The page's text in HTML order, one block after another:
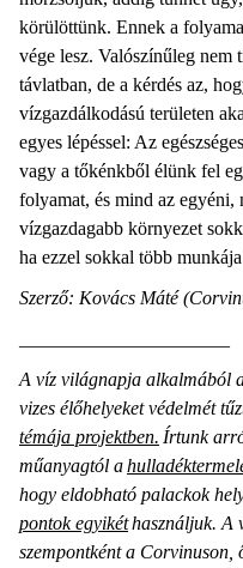
körülöttünk. Ennek a
vége lesz. Valószínűleg nem
távlatban, de a kérdés az,
vízgazdálkodású területen
egyes lépéssel: Az
vagy a tőkénkből élünk fel
folyamat, és mind az
vízgazdagabb környezet
ha ezzel sokkal több
Szerző: Kovács Máté
A víz világnapja alkalmából
vizes élőhelyeket védelmét
témája projektben. Írtunk
műanyagtól a
hogy eldobható palackok
pontok egyikéthasználjuk. A
szempontként a Corvinuson,